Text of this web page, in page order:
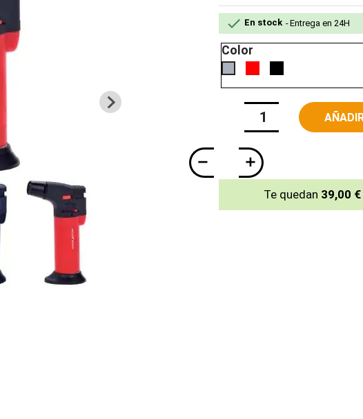
 En stock Entrega en 24H
Color
Te quedan 39,00 €